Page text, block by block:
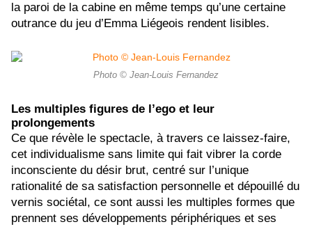
la paroi de la cabine en même temps qu’une certaine
outrance du jeu d’Emma Liégeois rendent lisibles.
Photo © Jean-Louis Fernandez
Les multiples figures de l’ego et leur
prolongements
Ce que révèle le spectacle, à travers ce laissez-faire,
cet individualisme sans limite qui fait vibrer la corde
inconsciente du désir brut, centré sur l’unique
rationalité de sa satisfaction personnelle et dépouillé du
vernis sociétal, ce sont aussi les multiples formes que
prennent ses développements périphériques et ses